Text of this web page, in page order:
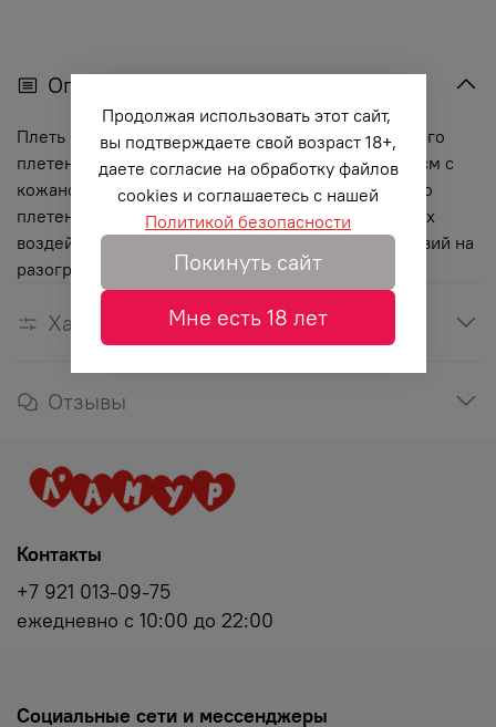
Описание
Плеть - кошка. 10 хвостов по 60см цилиндрического
плетения, жесткая оплетеная рукоятка длиной 21см с
кожаной петлей для кисти также цилиндрического
плетения. Отличный девайс для средних и сильных
воздействий, лучше всего подходит для воздействий на
разогретой коже партнера.
Характеристики
Отзывы
Контакты
+7 921 013-09-75
ежедневно с 10:00 до 22:00
Социальные сети и мессенджеры
Продолжая использовать этот сайт,
вы подтверждаете свой возраст 18+,
даете согласие на обработку файлов
cookies и соглашаетесь с нашей
Политикой безопасности
Покинуть сайт
Мне есть 18 лет